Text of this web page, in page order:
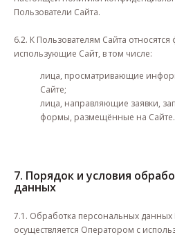
Пользователи Сайта.
6.2. К Пользователям Сайта
использующие Сайт, в том числе:
лица, просматривающие
Сайте;
лица, направляющие заявки,
формы, размещённые на Сайте.
7. Порядок и условия
данных
7.1. Обработка персональных данных
осуществляется Оператором с